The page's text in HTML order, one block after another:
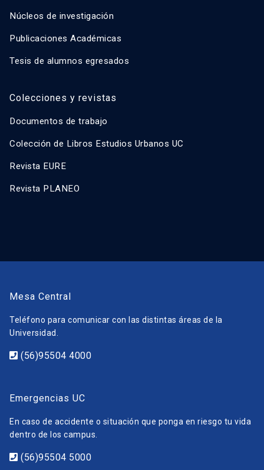
Núcleos de investigación
Publicaciones Académicas
Tesis de alumnos egresados
Colecciones y revistas
Documentos de trabajo
Colección de Libros Estudios Urbanos UC
Revista EURE
Revista PLANEO
Mesa Central
Teléfono para comunicar con las distintas áreas de la
Universidad.
(56)95504 4000
Emergencias UC
En caso de accidente o situación que ponga en riesgo tu vida
dentro de los campus.
(56)95504 5000